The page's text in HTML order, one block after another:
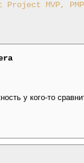
MVP,
у кого-то